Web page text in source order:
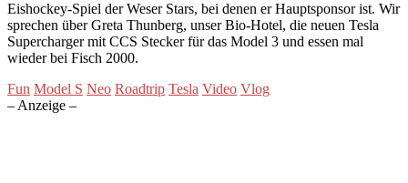
Eishockey-Spiel der Weser Stars, bei denen er Hauptsponsor ist. Wir
sprechen über Greta Thunberg, unser Bio-Hotel, die neuen Tesla
Supercharger mit CCS Stecker für das Model 3 und essen mal
wieder bei Fisch 2000.
Fun Model S Neo Roadtrip Tesla Video Vlog
– Anzeige –